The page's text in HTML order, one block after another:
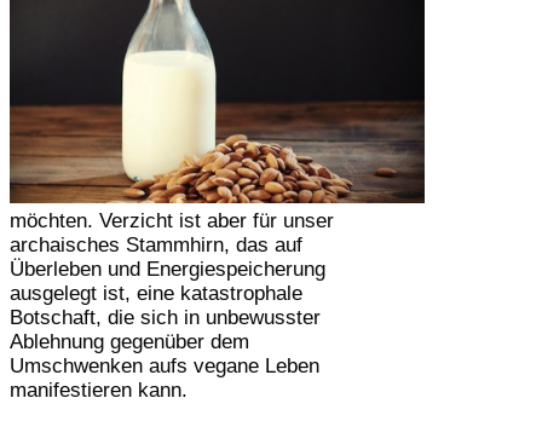
möchten. Verzicht ist aber für unser
archaisches Stammhirn, das auf
Überleben und Energiespeicherung
ausgelegt ist, eine katastrophale
Botschaft, die sich in unbewusster
Ablehnung gegenüber dem
Umschwenken aufs vegane Leben
manifestieren kann.